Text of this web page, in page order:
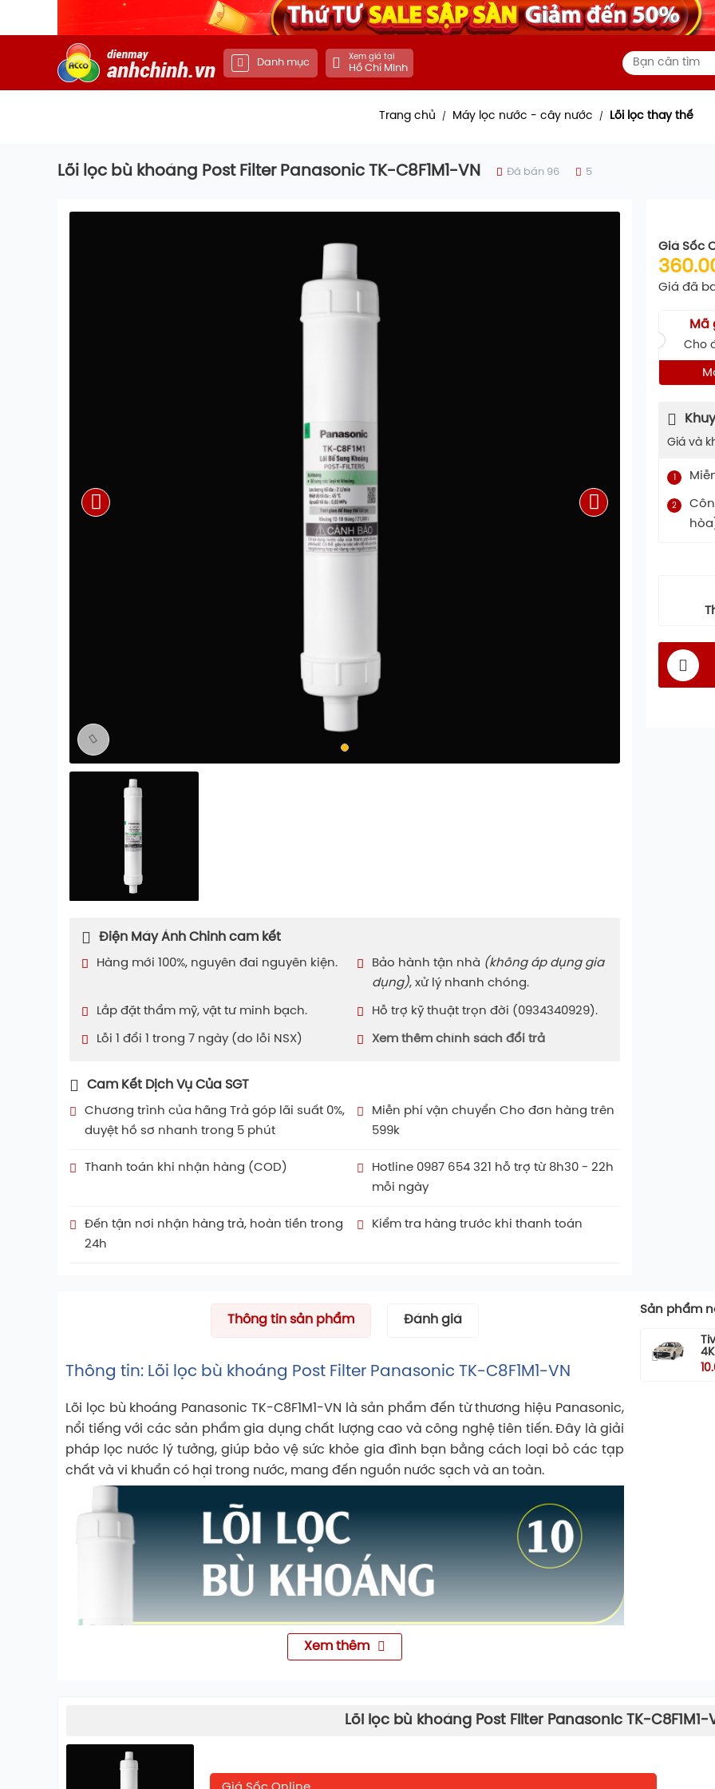
Danh mục
Xem giá tại
Hồ Chí Minh
Trang chủ / Máy lọc nước - cây nước / Lõi lọc thay thế
Lõi lọc bù khoáng Post Filter Panasonic TK-C8F1M1-VN Đã bán 96 5
Điện Máy Ánh Chinh cam kết
Hàng mới 100%, nguyên đai nguyên kiện. Bảo hành tận nhà (không áp dụng gia
dụng), xử lý nhanh chóng.
Lắp đặt thẩm mỹ, vật tư minh bạch. Hỗ trợ kỹ thuật trọn đời (0934340929).
Lỗi 1 đổi 1 trong 7 ngày (do lỗi NSX) Xem thêm chính sách đổi trả
Cam Kết Dịch Vụ Của SGT
Chương trình của hãng Trả góp lãi suất 0%,
duyệt hồ sơ nhanh trong 5 phút
Miễn phí vận chuyển Cho đơn hàng trên
599k
Thanh toán khi nhận hàng (COD)
Hotline 0987 654 321 hỗ trợ từ 8h30 - 22h
mỗi ngày
Đến tận nơi nhận hàng trả, hoàn tiền trong
24h
Kiểm tra hàng trước khi thanh toán
Giá Sốc
Giá đã
Mã
Cho
Giá và
2
Thông tin sản phẩm Đánh giá
Thông tin: Lõi lọc bù khoáng Post Filter Panasonic TK-C8F1M1-VN
Lõi lọc bù khoáng Panasonic TK-C8F1M1-VN là sản phẩm đến từ thương hiệu Panasonic,
nổi tiếng với các sản phẩm gia dụng chất lượng cao và công nghệ tiên tiến. Đây là giải
pháp lọc nước lý tưởng, giúp bảo vệ sức khỏe gia đình bạn bằng cách loại bỏ các tạp
chất và vi khuẩn có hại trong nước, mang đến nguồn nước sạch và an toàn.
Xem thêm
Sản phẩm
Lõi lọc bù khoáng Post Filter Panasonic TK-C8F1M1-